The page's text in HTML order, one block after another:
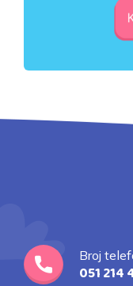
Broj
051 214